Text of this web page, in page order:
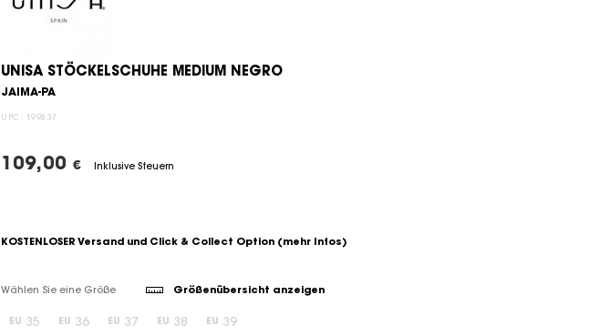
UNISA STÖCKELSCHUHE MEDIUM NEGRO
JAIMA-PA
UPC: 199837
109,00 € Inklusive Steuern
KOSTENLOSER Versand und Click & Collect Option (mehr Infos)
Wählen Sie eine Größe Größenübersicht anzeigen
EU 35 EU 36 EU 37 EU 38 EU 39